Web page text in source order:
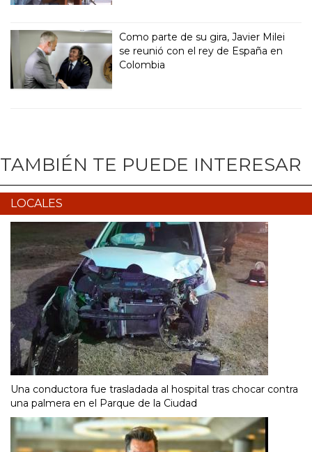
Como parte de su gira, Javier Milei
se reunió con el rey de España en
Colombia
TAMBIÉN TE PUEDE INTERESAR
LOCALES
Una conductora fue trasladada al hospital tras chocar contra
una palmera en el Parque de la Ciudad